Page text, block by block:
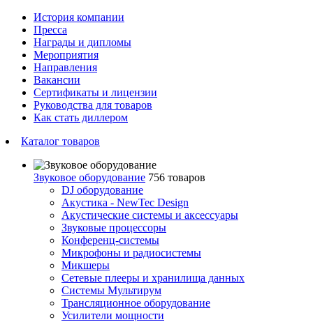
История компании
Пресса
Награды и дипломы
Мероприятия
Направления
Вакансии
Сертификаты и лицензии
Руководства для товаров
Как стать диллером
Каталог товаров
Звуковое оборудование 756 товаров
DJ оборудование
Акустика - NewTec Design
Акустические системы и аксессуары
Звуковые процессоры
Конференц-системы
Микрофоны и радиосистемы
Микшеры
Сетевые плееры и хранилища данных
Системы Мультирум
Трансляционное оборудование
Усилители мощности